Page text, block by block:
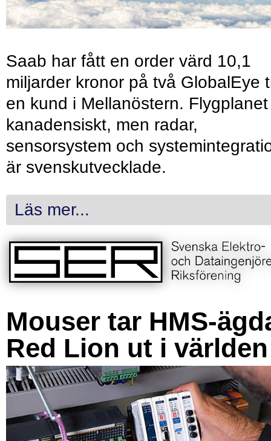
Saab har fått en order värd 10,1
miljarder kronor på två GlobalEye
en kund i Mellanöstern.
kanadensiskt, men radar,
sensorsystem och
är svenskutvecklade.
Läs mer...
Mouser tar HMS-
Red Lion ut i världen